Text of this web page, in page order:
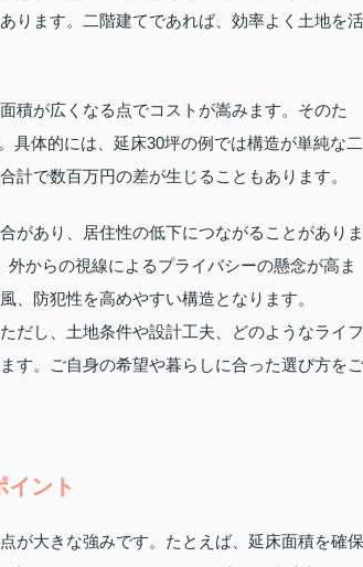
ります。二階建てであれば、効率よく土地を活
積が広くなる点でコストが嵩みます。そのた
具体的には、延床30坪の例では構造が単純な二
計で数百万円の差が生じることもあります。
があり、居住性の低下につながることがありま
からの視線によるプライバシーの懸念が高ま
、防犯性を高めやすい構造となります。
だし、土地条件や設計工夫、どのようなライフ
す。ご自身の希望や暮らしに合った選び方をご
イント
が大きな強みです。たとえば、延床面積を確保